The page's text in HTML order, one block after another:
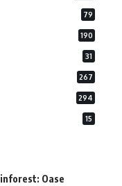
79
190
31
267
294
15
Oase